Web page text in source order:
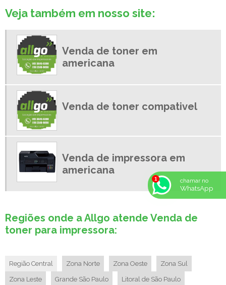
LOCAÇÃO DE IMPRESSORAS MULTIFUNCIONAIS
LOCAÇÃO DE IMPRESSORAS PAULINIA
LOCAÇÃO DE IMPRESSORAS PREÇO
LOCAÇÃO DE IMPRESSORAS SUMARE
LOJAS DE IMPRESSORAS EM NOVA ODESSA
MANUTENÇÃO DE IMPRESSORAS AMERICANA
MANUTENÇÃO DE IMPRESSORAS EM AMERICANA SP
MANUTENÇÃO DE IMPRESSORAS LIMEIRA
MANUTENÇÃO DE IMPRESSORAS PAULINIA
REPARO DE IMPRESSORA
TONER COMPATIVEL VENDA
VENDA DE ACESSÓRIOS PARA INFORMATICA
VENDA DE IMPRESSORA EM AMERICANA
Veja também em nosso site:
Venda de toner em
americana
Venda de toner compativel
Venda de impressora em
americana
Regiões onde a Allgo atende Venda de
toner para impressora:
Região Central Zona Norte Zona Oeste Zona Sul
Zona Leste Grande São Paulo Litoral de São Paulo
chamar no
WhatsApp